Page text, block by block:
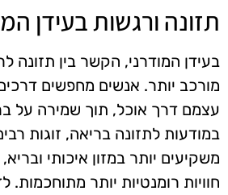
תזונה ורגשות בעידן
בעידן המודרני, הקשר בין תזונה
מורכב יותר. אנשים מחפשים
עצמם דרך אוכל, תוך שמירה על
במודעות לתזונה בריאה, זוגות
משקיעים יותר במזון איכותי
חוויות רומנטיות יותר